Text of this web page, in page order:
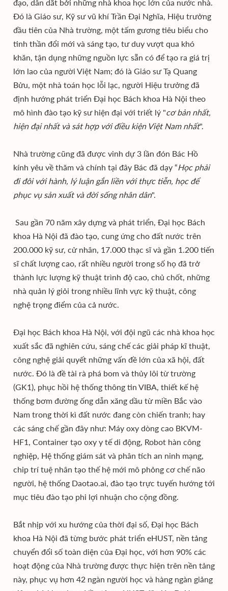
đạo, dẫn dắt bởi những nhà khoa học lớn của nước nhà.
Đó là Giáo sư, Kỹ sư vũ khí Trần Đại Nghĩa, Hiệu trưởng
đầu tiên của Nhà trường, một tấm gương tiêu biểu cho
tinh thần đổi mới và sáng tạo, tư duy vượt qua khó
khăn, tận dụng những nguồn lực sẵn có để tạo ra giá trị
lớn lao của người Việt Nam; đó là Giáo sư Tạ Quang
Bửu, một nhà toán học lỗi lạc, người Hiệu trưởng đã
định hướng phát triển Đại học Bách khoa Hà Nội theo
mô hình đào tạo kỹ sư hiện đại với triết lý "cơ bản nhất,
hiện đại nhất và sát hợp với điều kiện Việt Nam nhất".
Nhà trường cũng đã được vinh dự 3 lần đón Bác Hồ
kính yêu về thăm và chính tại đây Bác đã dạy “Học phải
đi đôi với hành, lý luận gắn liền với thực tiễn, học để
phục vụ sản xuất và đời sống nhân dân".
Sau gần 70 năm xây dựng và phát triển, Đại học Bách
khoa Hà Nội đã đào tạo, cung ứng cho đất nước trên
200.000 kỹ sư, cử nhân, 17.000 thạc sĩ và gần 1.200 tiến
sĩ chất lượng cao, rất nhiều người trong số họ đã trở
thành lực lượng kỹ thuật trình độ cao, chủ chốt, những
nhà quản lý giỏi trong nhiều lĩnh vực kỹ thuật, công
nghệ trọng điểm của cả nước.
Đại học Bách khoa Hà Nội, với đội ngũ các nhà khoa học
xuất sắc đã nghiên cứu, sáng chế các giải pháp kĩ thuật,
công nghệ giải quyết những vấn đề lớn của xã hội, đất
nước. Đó là đề tài rà phá bom và thủy lôi từ trường
(GK1), phục hồi hệ thống thông tin VIBA, thiết kế hệ
thống bơm đường ống dẫn xăng dầu từ miền Bắc vào
Nam trong thời kì đất nước đang còn chiến tranh; hay
các sáng chế gần đây như: Máy oxy dòng cao BKVM-
HF1, Container tạo oxy y tế di động, Robot hàn công
nghiệp, Hệ thống giám sát và phân tích an ninh mạng,
chip trí tuệ nhân tạo thế hệ mới mô phỏng cơ chế não
người, hệ thống Daotao.ai, đào tạo trực tuyến hướng tới
mục tiêu đào tạo phi lợi nhuận cho cộng đồng.
Bắt nhịp với xu hướng của thời đại số, Đại học Bách
khoa Hà Nội đã từng bước phát triển eHUST, nền tảng
chuyển đổi số toàn diện của Đại học, với hơn 90% các
hoạt động của Nhà trường được thực hiện trên nền tảng
này, phục vụ hơn 42 ngàn người học và hàng ngàn giảng